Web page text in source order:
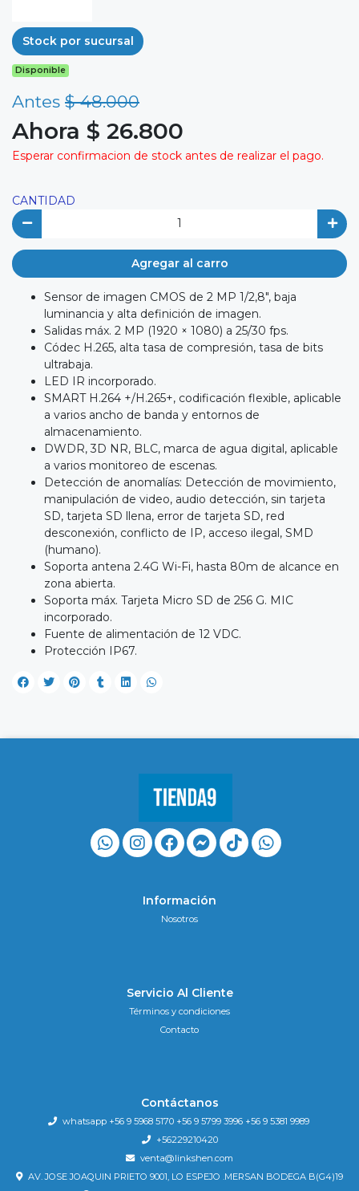
Stock por sucursal
Disponible
Antes $ 48.000
Ahora $ 26.800
Esperar confirmacion de stock antes de realizar el pago.
CANTIDAD
Agregar al carro
Sensor de imagen CMOS de 2 MP 1/2,8", baja
luminancia y alta definición de imagen.
Salidas máx. 2 MP (1920 × 1080) a 25/30 fps.
Códec H.265, alta tasa de compresión, tasa de bits
ultrabaja.
LED IR incorporado.
SMART H.264 +/H.265+, codificación flexible, aplicable
a varios ancho de banda y entornos de
almacenamiento.
DWDR, 3D NR, BLC, marca de agua digital, aplicable
a varios monitoreo de escenas.
Detección de anomalías: Detección de movimiento,
manipulación de video, audio detección, sin tarjeta
SD, tarjeta SD llena, error de tarjeta SD, red
desconexión, conflicto de IP, acceso ilegal, SMD
(humano).
Soporta antena 2.4G Wi-Fi, hasta 80m de alcance en
zona abierta.
Soporta máx. Tarjeta Micro SD de 256 G. MIC
incorporado.
Fuente de alimentación de 12 VDC.
Protección IP67.
Información
Nosotros
Servicio Al Cliente
Términos y condiciones
Contacto
Contáctanos
whatsapp +56 9 5968 5170 +56 9 5799 3996 +56 9 5381 9989
+56229210420
venta@linkshen.com
AV. JOSE JOAQUIN PRIETO 9001, LO ESPEJO .MERSAN BODEGA B(G4)19